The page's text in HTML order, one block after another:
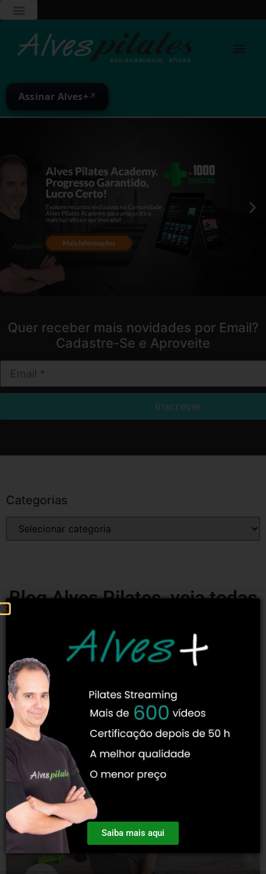
Assinar Alves+ ↗
Quer receber mais novidades por Email?
Cadastre-Se e Aproveite
Categorias
Blog Alves Pilates, veja todas
Encontre tudo sobre Pilates! As melhores informações
redigidas por especialistas no tema! Os autores titulares do
Blog Pilates são professores de segunda e terceira geração
diretas de Joseph Pilates e muitos de nossos autores
convidados são professores conhecidos no meio e que
possuem muitas vezes mestrado e doutorado!
Saiba mais aqui